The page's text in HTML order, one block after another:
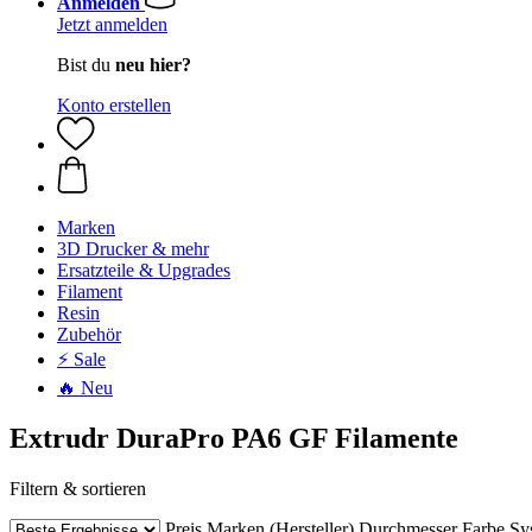
Jetzt anmelden
Bist du neu hier?
Konto erstellen
Marken
3D Drucker & mehr
Ersatzteile & Upgrades
Filament
Resin
Zubehör
⚡ Sale
🔥 Neu
Extrudr DuraPro PA6 GF Filamente
Filtern & sortieren